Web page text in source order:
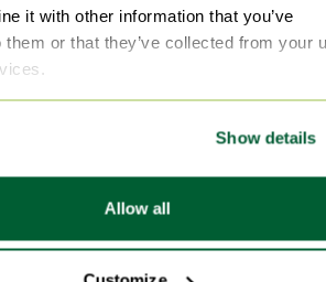
it with other information that you’ve
them or that they’ve collected from your
Show details
Allow all
Paar vintage
teakhouten en
€ 1.400,- € 1.300,-
-20%